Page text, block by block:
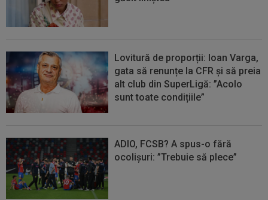
Lovitură de proporții: Ioan Varga,
gata să renunțe la CFR și să preia
alt club din SuperLigă: ”Acolo
sunt toate condițiile”
ADIO, FCSB? A spus-o fără
ocolișuri: ”Trebuie să plece”